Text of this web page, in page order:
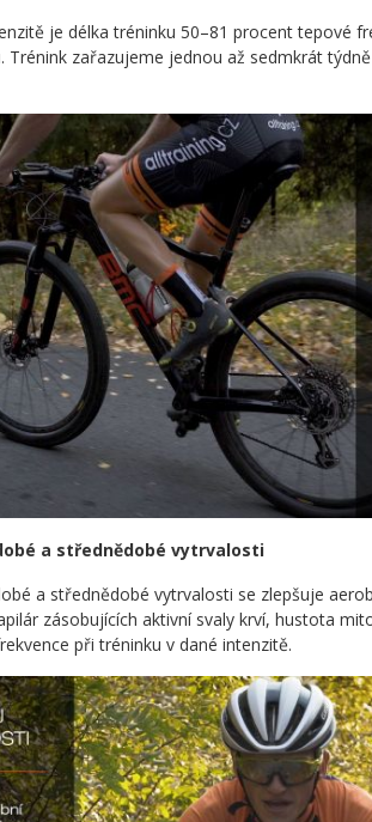
je délka tréninku 50–81 procent tepové
Trénink zařazujeme jednou až sedmkrát
a střednědobé vytrvalosti
a střednědobé vytrvalosti se zlepšuje
zásobujících aktivní svaly krví, hustota
při tréninku v dané intenzitě.